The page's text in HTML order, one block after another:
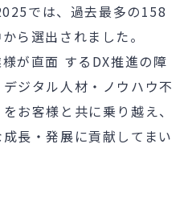
では、過去最多の158
ら選出されました。
が直面 する DX推進の障
ジタル人材・ノウハウ不
お客様と共に乗り越え、
長・発展に貢献してまい